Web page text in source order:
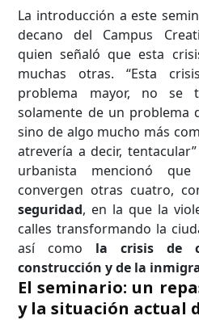
La introducción a este
decano del Campus
quien señaló que esta
muchas otras. “Esta
problema mayor, no se
solamente de un problema
sino de algo mucho más
atrevería a decir,
urbanista mencionó
convergen otras cuatro,
seguridad, en la que la
calles transformando la
así como la crisis de
construcción y de la
El seminario: un
y la situación actual